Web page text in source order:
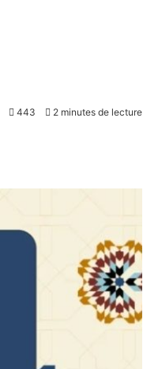
443 2 minutes de lecture